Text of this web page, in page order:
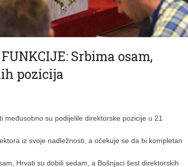
Srbima osam,
pozicija
su podijelile direktorske pozicije u 21
iz svoje nadležnosti, a očekuje se da bi kompletan
Hrvati su dobili sedam, a Bošnjaci šest direktorskih